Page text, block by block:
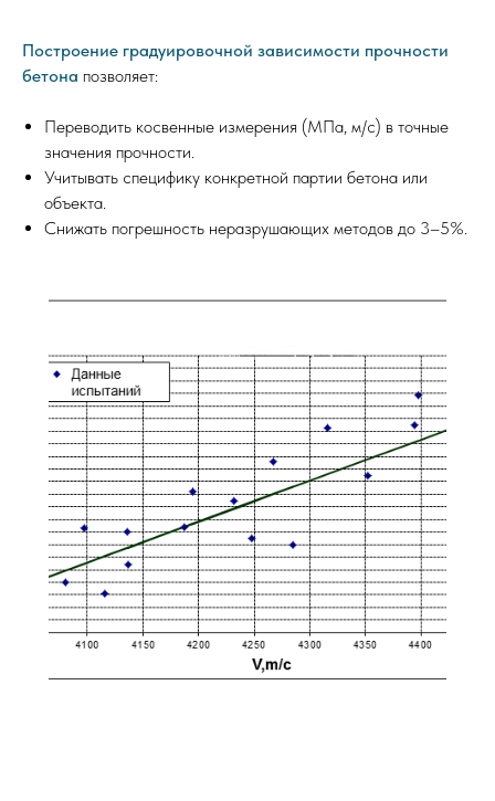
Построение градуировочной зависимости прочности
бетона позволяет:
Переводить косвенные измерения (МПа, м/с) в точные
значения прочности.
Учитывать специфику конкретной партии бетона или
объекта.
Снижать погрешность неразрушающих методов до 3–5%.